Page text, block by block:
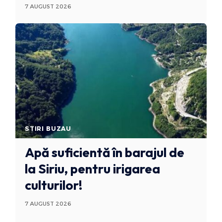
7 AUGUST 2026
STIRI BUZAU
Apă suficientă în barajul de
la Siriu, pentru irigarea
culturilor!
7 AUGUST 2026